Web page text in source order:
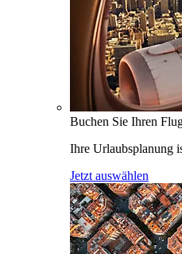
Buchen Sie Ihren
Ihre Urlaubsplanung
Jetzt auswählen